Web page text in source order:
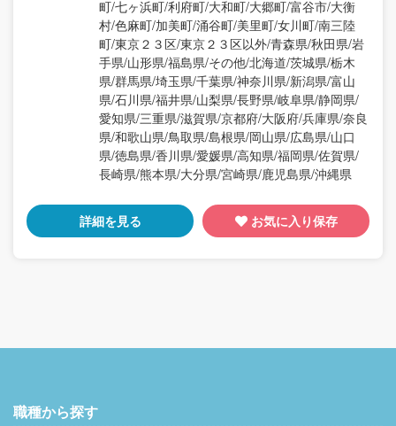
町/七ヶ浜町/利府町/大和町/大郷町/富谷市/大衡
村/色麻町/加美町/涌谷町/美里町/女川町/南三陸
町/東京２３区/東京２３区以外/青森県/秋田県/岩
手県/山形県/福島県/その他/北海道/茨城県/栃木
県/群馬県/埼玉県/千葉県/神奈川県/新潟県/富山
県/石川県/福井県/山梨県/長野県/岐阜県/静岡県/
愛知県/三重県/滋賀県/京都府/大阪府/兵庫県/奈良
県/和歌山県/鳥取県/島根県/岡山県/広島県/山口
県/徳島県/香川県/愛媛県/高知県/福岡県/佐賀県/
長崎県/熊本県/大分県/宮崎県/鹿児島県/沖縄県
詳細を見る お気に入り保存
職種から探す